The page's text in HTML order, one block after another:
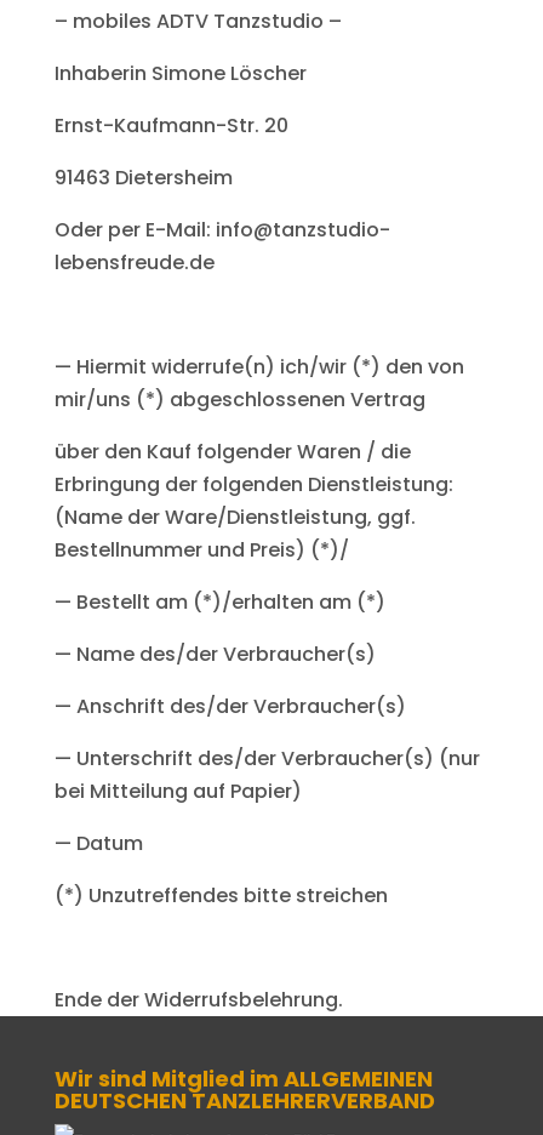
– mobiles ADTV Tanzstudio –
Inhaberin Simone Löscher
Ernst-Kaufmann-Str. 20
91463 Dietersheim
Oder per E-Mail: info@tanzstudio-
lebensfreude.de
— Hiermit widerrufe(n) ich/wir (*) den von
mir/uns (*) abgeschlossenen Vertrag
über den Kauf folgender Waren / die
Erbringung der folgenden Dienstleistung:
(Name der Ware/Dienstleistung, ggf.
Bestellnummer und Preis) (*)/
— Bestellt am (*)/erhalten am (*)
— Name des/der Verbraucher(s)
— Anschrift des/der Verbraucher(s)
— Unterschrift des/der Verbraucher(s) (nur
bei Mitteilung auf Papier)
— Datum
(*) Unzutreffendes bitte streichen
Ende der Widerrufsbelehrung.
Wir sind Mitglied im ALLGEMEINEN
DEUTSCHEN TANZLEHRERVERBAND